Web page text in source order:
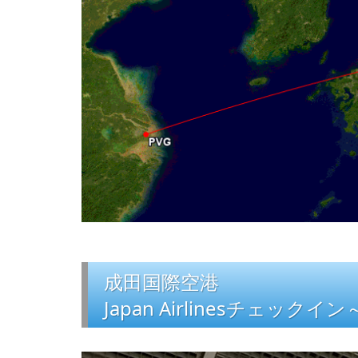
成田国際空港
Japan Airlinesチェックイン